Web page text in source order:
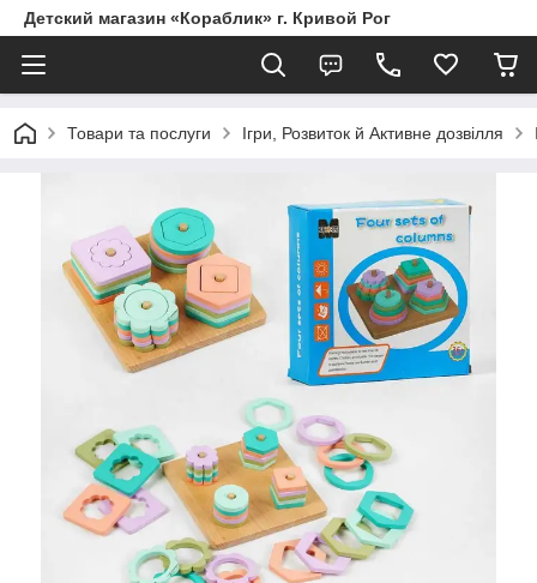
Детский магазин «Кораблик» г. Кривой Рог
Товари та послуги Ігри, Розвиток й Активне дозвілля